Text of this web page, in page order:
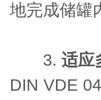
地完成储罐
3. 适应
DIN VDE